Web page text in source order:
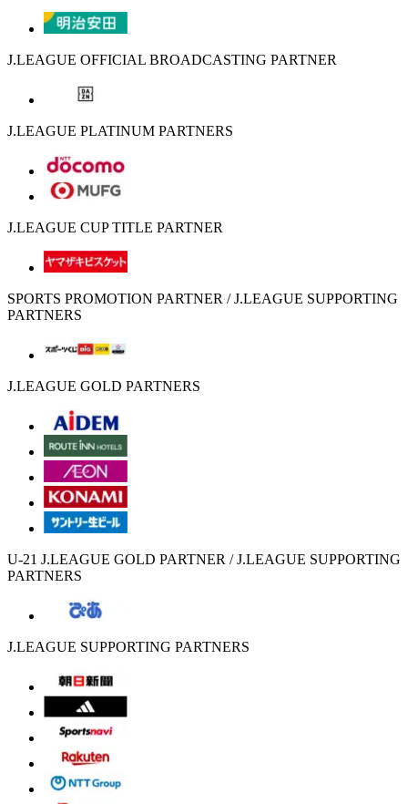
J.LEAGUE OFFICIAL BROADCASTING PARTNER
J.LEAGUE PLATINUM PARTNERS
J.LEAGUE CUP TITLE PARTNER
SPORTS PROMOTION PARTNER / J.LEAGUE SUPPORTING
PARTNERS
J.LEAGUE GOLD PARTNERS
U-21 J.LEAGUE GOLD PARTNER / J.LEAGUE SUPPORTING
PARTNERS
J.LEAGUE SUPPORTING PARTNERS